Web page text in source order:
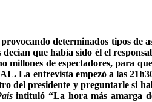
determinados tipos de
que había sido él el
de espectadores, para
La entrevista empezó a las
del presidente y preguntarle si
intituló “La hora más amarga